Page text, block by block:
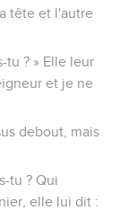
tête et l'autre
tu ? » Elle leur
et je ne
debout, mais
tu ? Qui
elle lui dit :